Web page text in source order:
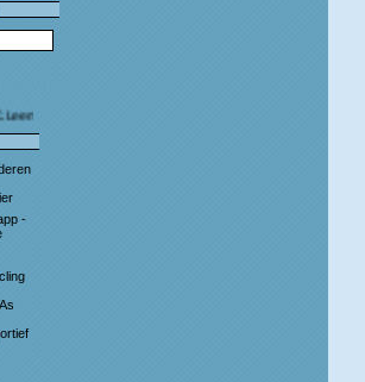
harte proficiat!
-